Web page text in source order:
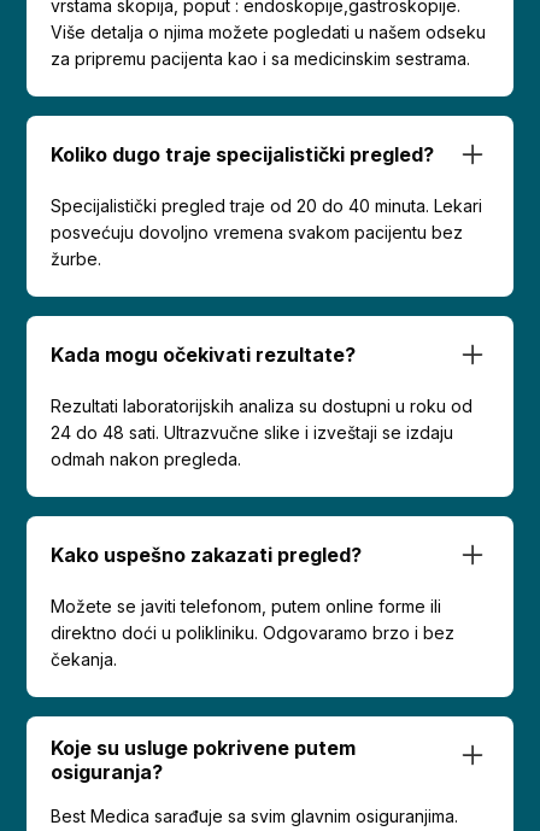
vrstama skopija, poput : endoskopije,gastroskopije.
Više detalja o njima možete pogledati u našem odseku
za pripremu pacijenta kao i sa medicinskim sestrama.
Koliko dugo traje specijalistički pregled?
Specijalistički pregled traje od 20 do 40 minuta. Lekari
posvećuju dovoljno vremena svakom pacijentu bez
žurbe.
Kada mogu očekivati rezultate?
Rezultati laboratorijskih analiza su dostupni u roku od
24 do 48 sati. Ultrazvučne slike i izveštaji se izdaju
odmah nakon pregleda.
Kako uspešno zakazati pregled?
Možete se javiti telefonom, putem online forme ili
direktno doći u polikliniku. Odgovaramo brzo i bez
čekanja.
Koje su usluge pokrivene putem
osiguranja?
Best Medica sarađuje sa svim glavnim osiguranjima.